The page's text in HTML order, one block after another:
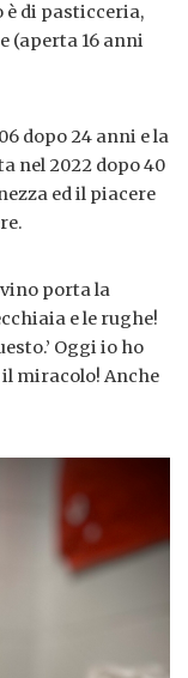
di pasticceria,
(aperta 16 anni
dopo 24 anni e la
nel 2022 dopo 40
ed il piacere
vino porta la
e le rughe!
Oggi io ho
miracolo! Anche